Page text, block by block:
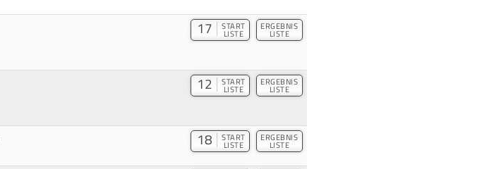
17 START
LISTE
ERGEBNIS
LISTE
12 START
LISTE
ERGEBNIS
LISTE
18 START
LISTE
ERGEBNIS
LISTE